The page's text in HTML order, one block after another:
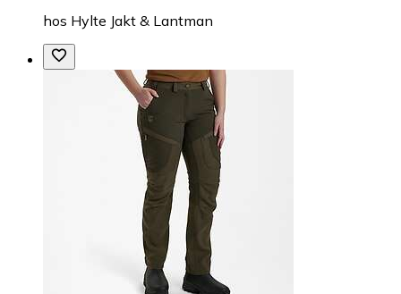
hos Hylte Jakt & Lantman